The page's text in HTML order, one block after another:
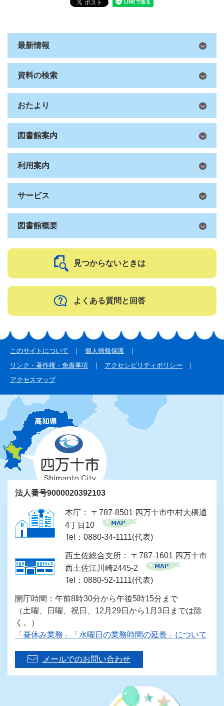
最新情報
資料の検索
おたより
図書館案内
利用案内
サービス
図書館概要
見つからないときは
よくある質問と回答
このサイトについて
個人情報保護
リンク・著作権・免責事項
アクセシビリティポリシー
アクセスマップ
法人番号9000020392103
本庁： 〒787-8501 四万十市中村大橋通
4丁目10
Tel：0880-34-1111(代表)
西土佐総合支所： 〒787-1601 四万十市
西土佐江川崎2445-2
Tel：0880-52-1111(代表)
開庁時間：午前8時30分から午後5時15分まで
（土曜、日曜、祝日、12月29日から1月3日までは除
く。）
「昼休み業務」「水曜日の業務時間の延長」について
メールでのお問い合わせ